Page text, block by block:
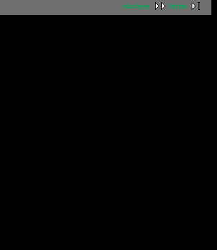
nächste letzte